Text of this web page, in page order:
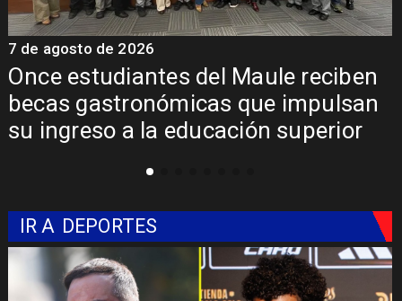
Álvarez-Salamanca lidera la apuesta
regional para consolidar el Paso
Pehuenche como alternativa a Los
7 de agosto de 2026
IR A DEPORTES